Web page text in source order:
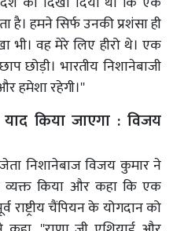
हमने सिर्फ उनकी प्रशंसा ही
भी। वह मेरे लिए हीरो थे। एक
छोड़ी। भारतीय निशानेबाजी
हमेशा रहेगी।''
किया जाएगा : विजय
निशानेबाज विजय कुमार ने
व्यक्त किया और कहा कि एक
चैंपियन के योगदान को